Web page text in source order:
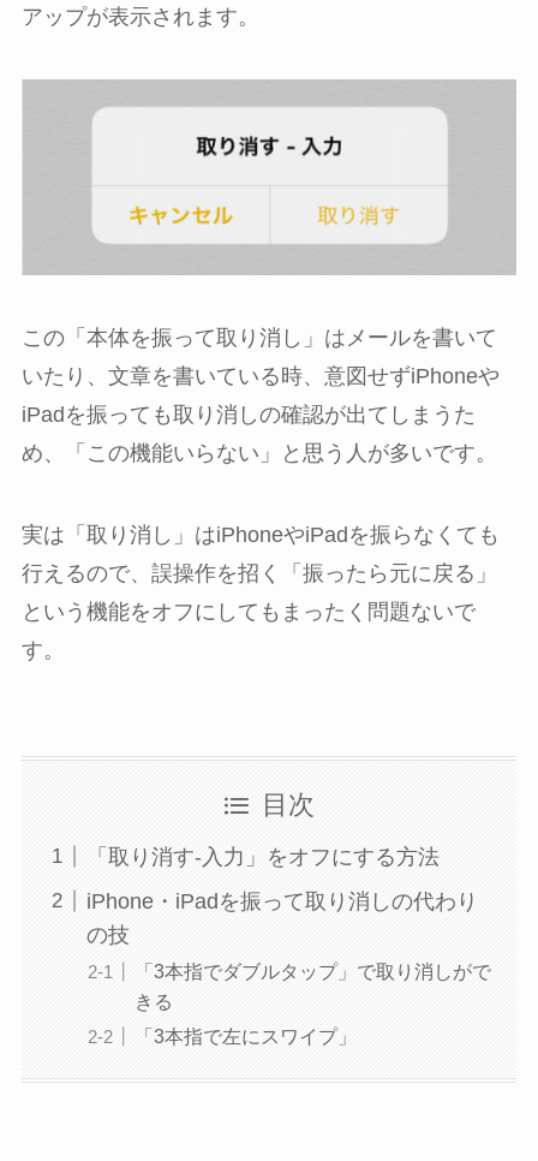
アップが表示されます。
この「本体を振って取り消し」はメールを書いて
いたり、文章を書いている時、意図せずiPhoneや
iPadを振っても取り消しの確認が出てしまうた
め、「この機能いらない」と思う人が多いです。
実は「取り消し」はiPhoneやiPadを振らなくても
行えるので、誤操作を招く「振ったら元に戻る」
という機能をオフにしてもまったく問題ないで
す。
目次
「取り消す-入力」をオフにする方法
iPhone・iPadを振って取り消しの代わり
の技
「3本指でダブルタップ」で取り消しがで
きる
「3本指で左にスワイプ」